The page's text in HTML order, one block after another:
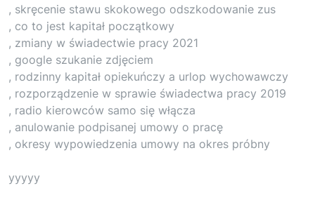
, skręcenie stawu skokowego odszkodowanie zus
, co to jest kapitał początkowy
, zmiany w świadectwie pracy 2021
, google szukanie zdjęciem
, rodzinny kapitał opiekuńczy a urlop wychowawczy
, rozporządzenie w sprawie świadectwa pracy 2019
, radio kierowców samo się włącza
, anulowanie podpisanej umowy o pracę
, okresy wypowiedzenia umowy na okres próbny
yyyyy